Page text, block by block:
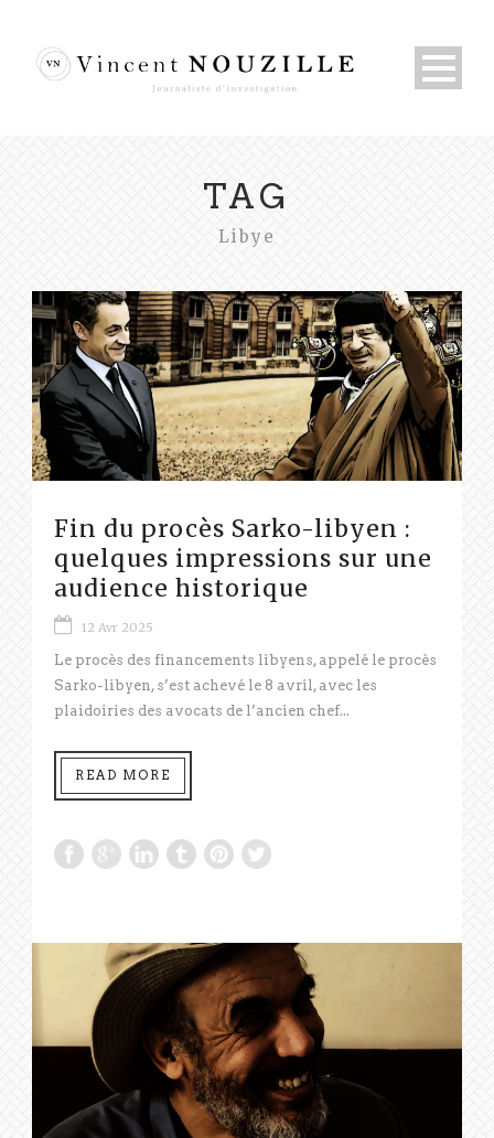
TAG
Libye
Fin du procès Sarko-libyen :
quelques impressions sur une
audience historique
12 Avr 2025
Le procès des financements libyens, appelé le procès
Sarko-libyen, s’est achevé le 8 avril, avec les
plaidoiries des avocats de l’ancien chef...
READ MORE